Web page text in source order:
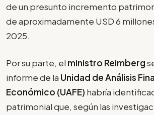
de un presunto incremento
de aproximadamente USD 6
2025.
Por su parte, el ministro Reimberg
informe de la Unidad de Análisis
Económico (UAFE) habría
patrimonial que, según las